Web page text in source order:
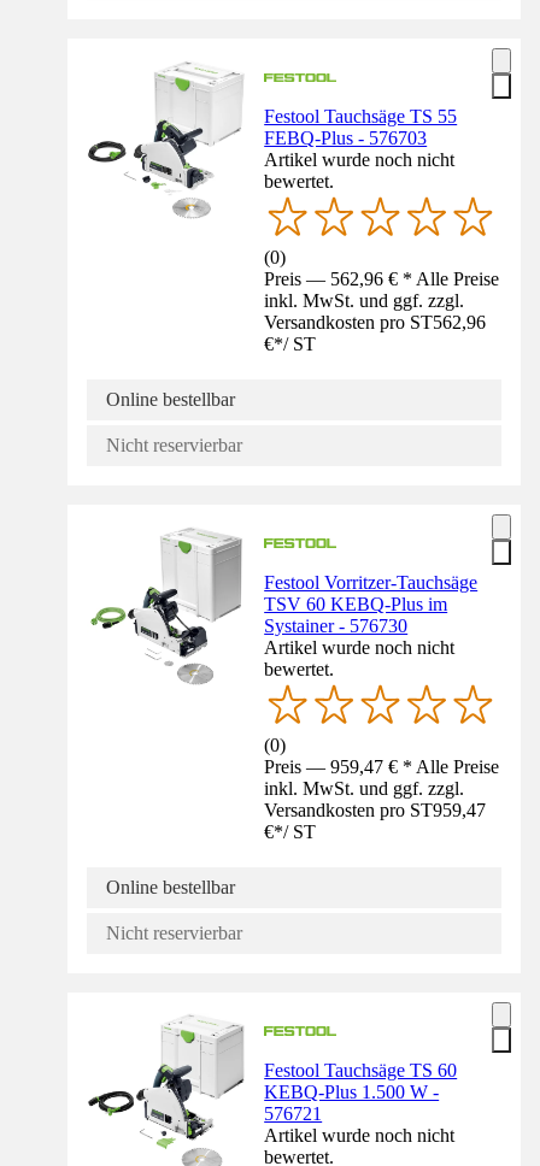
Festool Tauchsäge TS 55
FEBQ-Plus - 576703
Artikel wurde noch nicht
bewertet.
(0)
Preis — 562,96 € * Alle Preise
inkl. MwSt. und ggf. zzgl.
Versandkosten pro ST562,96
€*/ ST
Online bestellbar
Nicht reservierbar
Festool Vorritzer-Tauchsäge
TSV 60 KEBQ-Plus im
Systainer - 576730
Artikel wurde noch nicht
bewertet.
(0)
Preis — 959,47 € * Alle Preise
inkl. MwSt. und ggf. zzgl.
Versandkosten pro ST959,47
€*/ ST
Online bestellbar
Nicht reservierbar
Festool Tauchsäge TS 60
KEBQ-Plus 1.500 W -
576721
Artikel wurde noch nicht
bewertet.